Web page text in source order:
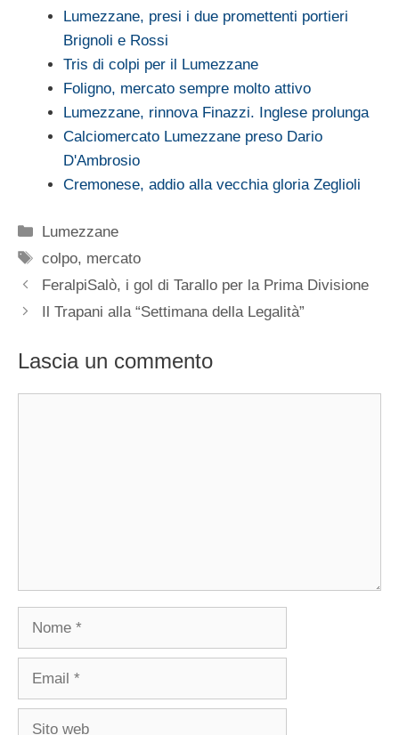
Lumezzane, presi i due promettenti portieri
Brignoli e Rossi
Tris di colpi per il Lumezzane
Foligno, mercato sempre molto attivo
Lumezzane, rinnova Finazzi. Inglese prolunga
Calciomercato Lumezzane preso Dario
D'Ambrosio
Cremonese, addio alla vecchia gloria Zeglioli
Categorie
Lumezzane
Tag
colpo, mercato
FeralpiSalò, i gol di Tarallo per la Prima Divisione
Il Trapani alla “Settimana della Legalità”
Lascia un commento
Nome
Email
Sito